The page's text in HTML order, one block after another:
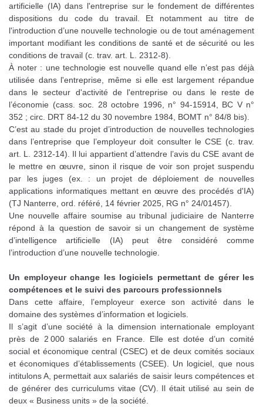
artificielle (IA) dans l'entreprise sur le fondement de différentes
dispositions du code du travail. Et notamment au titre de
l'introduction d’une nouvelle technologie ou de tout aménagement
important modifiant les conditions de santé et de sécurité ou les
conditions de travail (c. trav. art. L. 2312-8).
À noter : une technologie est nouvelle quand elle n’est pas déjà
utilisée dans l'entreprise, même si elle est largement répandue
dans le secteur d'activité de l'entreprise ou dans le reste de
l’économie (cass. soc. 28 octobre 1996, n° 94-15914, BC V n°
352 ; circ. DRT 84-12 du 30 novembre 1984, BOMT n° 84/8 bis).
C’est au stade du projet d’introduction de nouvelles technologies
dans l’entreprise que l’employeur doit consulter le CSE (c. trav.
art. L. 2312-14). Il lui appartient d’attendre l’avis du CSE avant de
le mettre en œuvre, sinon il risque de voir son projet suspendu
par les juges (ex. : un projet de déploiement de nouvelles
applications informatiques mettant en œuvre des procédés d'IA)
(TJ Nanterre, ord. référé, 14 février 2025, RG n° 24/01457).
Une nouvelle affaire soumise au tribunal judiciaire de Nanterre
répond à la question de savoir si un changement de système
d’intelligence artificielle (IA) peut être considéré comme
l’introduction d’une nouvelle technologie.
Un employeur change les logiciels permettant de gérer les
compétences et le suivi des parcours professionnels
Dans cette affaire, l’employeur exerce son activité dans le
domaine des systèmes d’information et logiciels.
Il s’agit d’une société à la dimension internationale employant
près de 2 000 salariés en France. Elle est dotée d’un comité
social et économique central (CSEC) et de deux comités sociaux
et économiques d’établissements (CSEE). Un logiciel, que nous
intitulons A, permettait aux salariés de saisir leurs compétences et
de générer des curriculums vitae (CV). Il était utilisé au sein de
deux « Business units » de la société.